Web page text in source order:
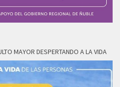
MAYOR DESPERTANDO A LA VIDA